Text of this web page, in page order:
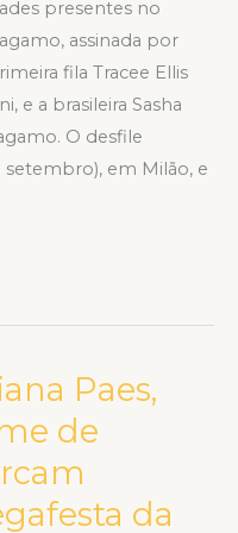
presentes no
assinada por
fila Tracee Ellis
e a brasileira Sasha
O desfile
em Milão, e
Paes,
de
da